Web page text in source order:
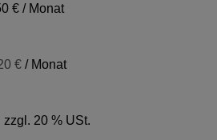
€ / Monat
€ / Monat
20 % USt.